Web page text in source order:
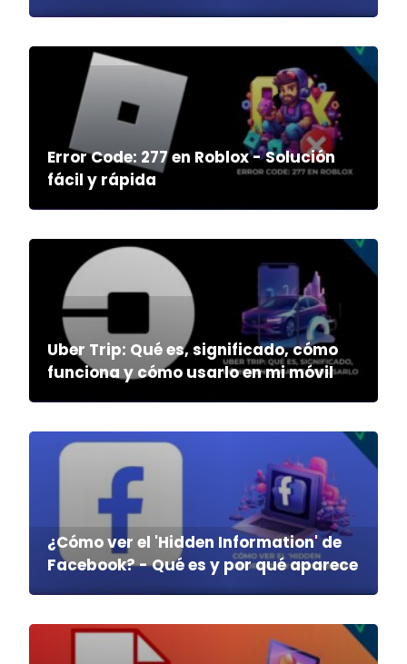
Error Code: 277 en Roblox - Solución
fácil y rápida
Uber Trip: Qué es, significado, cómo
funciona y cómo usarlo en mi móvil
¿Cómo ver el 'Hidden Information' de
Facebook? - Qué es y por qué aparece